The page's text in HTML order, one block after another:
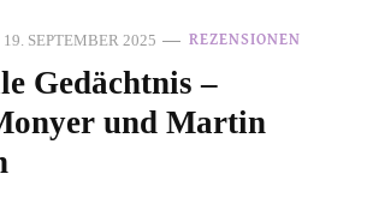
19. SEPTEMBER 2025 REZENSIONEN
Gedächtnis –
und Martin